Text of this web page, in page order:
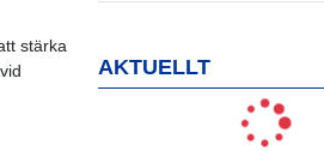
AKTUELLT
stärka